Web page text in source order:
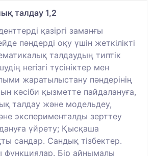
талдау 1,2
қазіргі заманғы
пәндерді оқу үшін жеткілікті
талдаудың типтік
негізгі түсініктер мен
жаратылыстану пәндерінің
кәсіби қызметте пайдалануға,
талдау және модельдеу,
эксперименталды зерттеу
үйрету; Қысқаша
сандар. Сандық тізбектер.
функциялар. Бір айнымалы